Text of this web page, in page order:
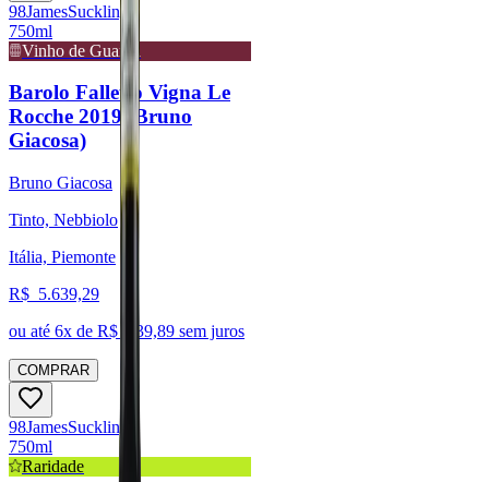
98JamesSuckling
750ml
Vinho de Guarda
Barolo Falletto Vigna Le
Rocche 2019 (Bruno
Giacosa)
Bruno Giacosa
Tinto, Nebbiolo
Itália, Piemonte
R$ 5.639,29
ou até 6x de R$ 939,89 sem juros
COMPRAR
98JamesSuckling
750ml
Raridade